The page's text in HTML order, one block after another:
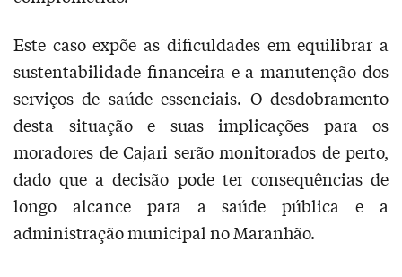
Este caso expõe as dificuldades em equilibrar a
sustentabilidade financeira e a manutenção dos
serviços de saúde essenciais. O desdobramento
desta situação e suas implicações para os
moradores de Cajari serão monitorados de perto,
dado que a decisão pode ter consequências de
longo alcance para a saúde pública e a
administração municipal no Maranhão.